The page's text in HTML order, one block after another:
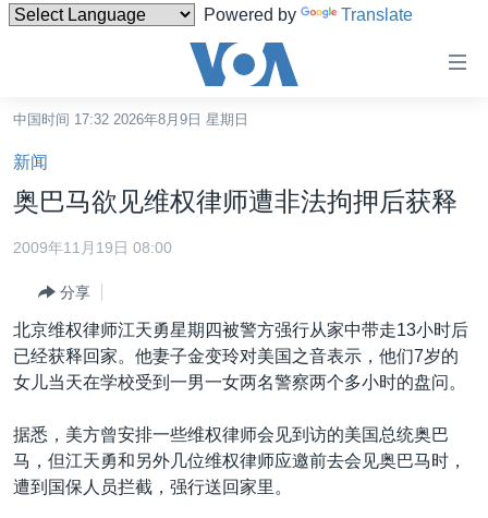
Powered by Translate
碍
链
接
跳
转
跳
导
航
跳
中国
港澳
国际
最新国际新闻
中东
欧洲
分类新闻
人权·法律·宗教
科教·文娱·体健
热点专题
白宫要闻
VOA视频
中国时间 17:32 2026年8月9日 星期日
新闻
奥巴马欲见维权律师遭非法拘押后获释
2009年11月19日 08:00
分享
北京维权律师江天勇星期四被警方强行从家中带走13小时后
已经获释回家。他妻子金变玲对美国之音表示，他们7岁的
女儿当天在学校受到一男一女两名警察两个多小时的盘问。
据悉，美方曾安排一些维权律师会见到访的美国总统奥巴
马，但江天勇和另外几位维权律师应邀前去会见奥巴马时，
遭到国保人员拦截，强行送回家里。